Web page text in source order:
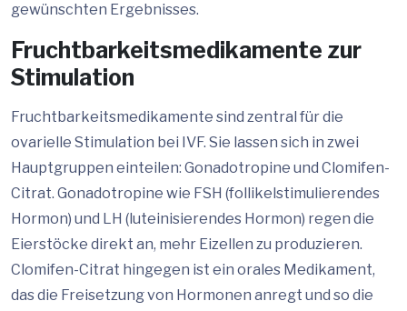
gewünschten Ergebnisses.
Fruchtbarkeitsmedikamente zur
Stimulation
Fruchtbarkeitsmedikamente sind zentral für die
ovarielle Stimulation bei IVF. Sie lassen sich in zwei
Hauptgruppen einteilen: Gonadotropine und Clomifen-
Citrat. Gonadotropine wie FSH (follikelstimulierendes
Hormon) und LH (luteinisierendes Hormon) regen die
Eierstöcke direkt an, mehr Eizellen zu produzieren.
Clomifen-Citrat hingegen ist ein orales Medikament,
das die Freisetzung von Hormonen anregt und so die